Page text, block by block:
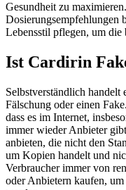
Gesundheit zu
Dosierungsempfehlungen
Lebensstil pflegen, um die
Ist Cardirin
Selbstverständlich
Fälschung oder einen
dass es im Internet,
immer wieder Anbieter
anbieten, die nicht den
um Kopien handelt und
Verbraucher immer von
oder Anbietern kaufen,